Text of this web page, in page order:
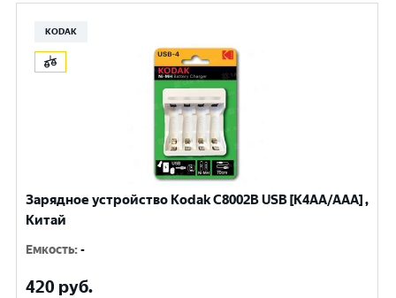
KODAK
Зарядное устройство Kodak С8002B USB [K4AA/AAA] ,
Китай
Емкость:-
420 руб.